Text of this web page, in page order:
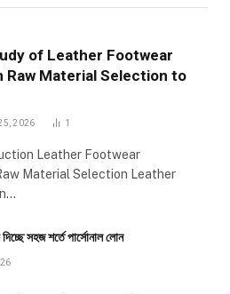
of Leather Footwear
Material Selection to
2026 1
Leather Footwear
Material Selection Leather
দিচ্ছে সহজ শর্তে পার্সোনাল লোন